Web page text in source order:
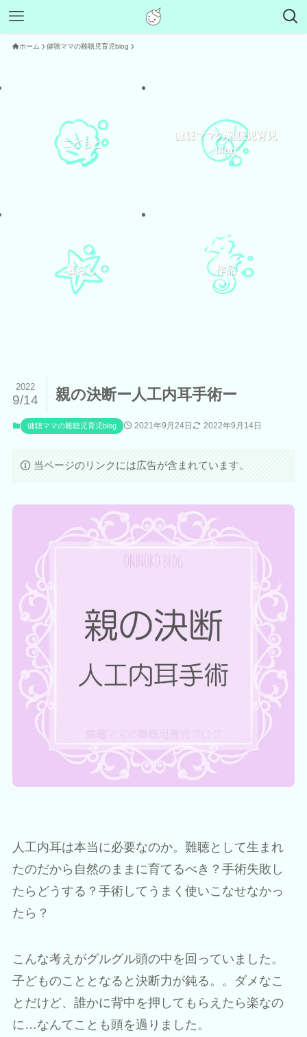
ホーム 健聴ママの難聴児育児blog
こどもと
健聴ママの難聴児育児
blog
暮らし 作品
親の決断ー人工内耳手術ー
2022
9/14
健聴ママの難聴児育児blog 2021年9月24日 2022年9月14日
当ページのリンクには広告が含まれています。
人工内耳は本当に必要なのか。難聴として生まれ
たのだから自然のままに育てるべき？手術失敗し
たらどうする？手術してうまく使いこなせなかっ
たら？
こんな考えがグルグル頭の中を回っていました。
子どものこととなると決断力が鈍る。。ダメなこ
とだけど、誰かに背中を押してもらえたら楽なの
に…なんてことも頭を過りました。